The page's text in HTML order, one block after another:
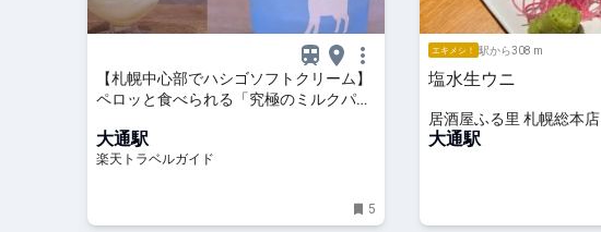
【札幌中心部でハシゴソフトクリーム】
ペロッと食べられる「究極のミルクパフ
も！ 【楽天トラベル】
大通駅
楽天トラベルガイド
5
エキメシ！ 駅から308 m
塩水生ウニ
居酒屋ふる里 札幌総本店
大通駅